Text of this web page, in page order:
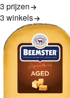
3 prijzen
3 winkels